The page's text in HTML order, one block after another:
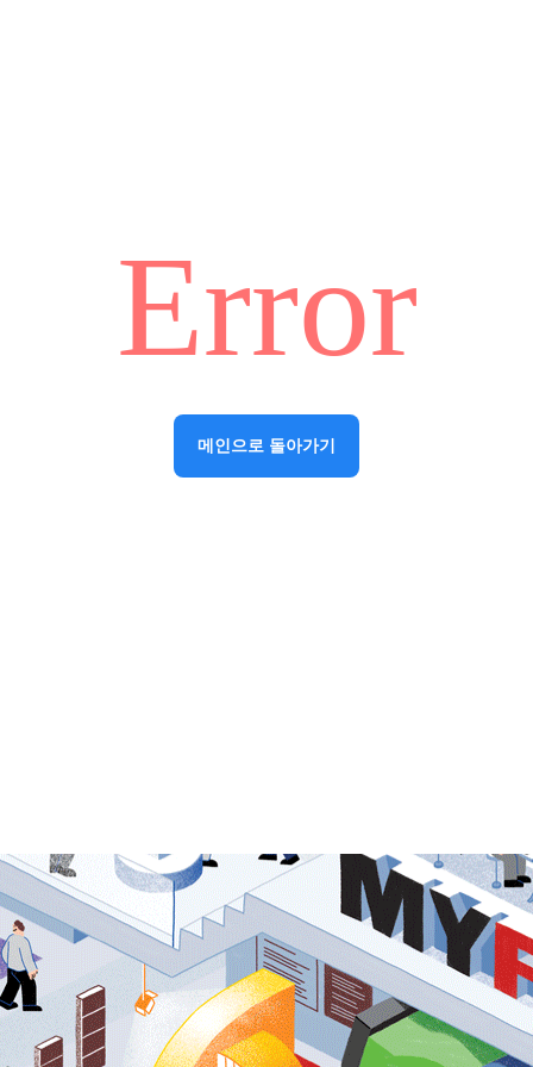
Error
메인으로 돌아가기